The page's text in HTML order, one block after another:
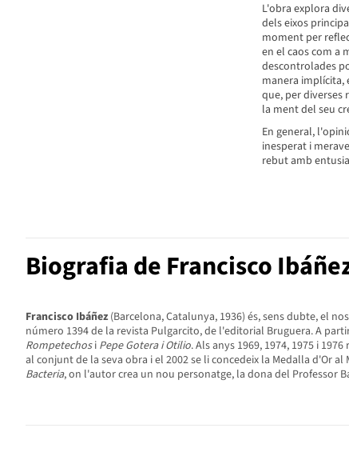
L'obra explora
dels eixos
moment per
en el caos com a
descontrolades
manera implícita,
que, per diverses
la ment del seu
En general,
inesperat i
rebut amb
Biografia de Francisco
Francisco Ibáñez (Barcelona, Catalunya, 1936) és, sens dubte, el
número 1394 de la revista Pulgarcito, de l'editorial Bruguera. A
Rompetechosi Pepe Gotera i Otilio. Als anys 1969, 1974, 1975 i
al conjunt de la seva obra i el 2002 se li concedeix la Medalla d'Or al
Bacteria, on l'autor crea un nou personatge, la dona del Professor